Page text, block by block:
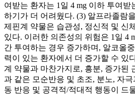
여받는 환자는 1일 4 mg 이하 투여
하기가 더 어려웠다. (3) 알프라졸람
제핀계 약물은 습관성, 정신적 및 신
있다. 이러한 의존성의 위험은 1일 4
간 투여하는 경우 증가하며, 알코올
력이 있는 환자에서 더 증가할 수 있
계 약물과 마찬가지로, 흥분, 증가된
과 같은 모순반응 및 초조, 분노, 자
동 반응 및 공격적/적대적 행동이 드